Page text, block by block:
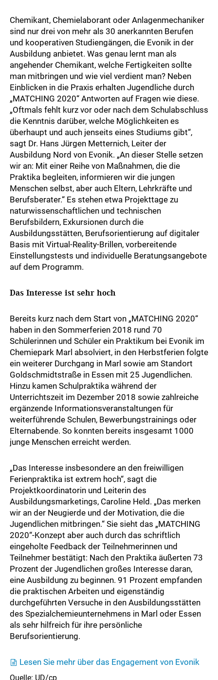
Chemikant, Chemielaborant oder Anlagenmechaniker
sind nur drei von mehr als 30 anerkannten Berufen
und kooperativen Studiengängen, die Evonik in der
Ausbildung anbietet. Was genau lernt man als
angehender Chemikant, welche Fertigkeiten sollte
man mitbringen und wie viel verdient man? Neben
Einblicken in die Praxis erhalten Jugendliche durch
„MATCHING 2020“ Antworten auf Fragen wie diese.
„Oftmals fehlt kurz vor oder nach dem Schulabschluss
die Kenntnis darüber, welche Möglichkeiten es
überhaupt und auch jenseits eines Studiums gibt“,
sagt Dr. Hans Jürgen Metternich, Leiter der
Ausbildung Nord von Evonik. „An dieser Stelle setzen
wir an: Mit einer Reihe von Maßnahmen, die die
Praktika begleiten, informieren wir die jungen
Menschen selbst, aber auch Eltern, Lehrkräfte und
Berufsberater.“ Es stehen etwa Projekttage zu
naturwissenschaftlichen und technischen
Berufsbildern, Exkursionen durch die
Ausbildungsstätten, Berufsorientierung auf digitaler
Basis mit Virtual-Reality-Brillen, vorbereitende
Einstellungstests und individuelle Beratungsangebote
auf dem Programm.
Das Interesse ist sehr hoch
Bereits kurz nach dem Start von „MATCHING 2020“
haben in den Sommerferien 2018 rund 70
Schülerinnen und Schüler ein Praktikum bei Evonik im
Chemiepark Marl absolviert, in den Herbstferien folgte
ein weiterer Durchgang in Marl sowie am Standort
Goldschmidtstraße in Essen mit 25 Jugendlichen.
Hinzu kamen Schulpraktika während der
Unterrichtszeit im Dezember 2018 sowie zahlreiche
ergänzende Informationsveranstaltungen für
weiterführende Schulen, Bewerbungstrainings oder
Elternabende. So konnten bereits insgesamt 1000
junge Menschen erreicht werden.
„Das Interesse insbesondere an den freiwilligen
Ferienpraktika ist extrem hoch“, sagt die
Projektkoordinatorin und Leiterin des
Ausbildungsmarketings, Caroline Held. „Das merken
wir an der Neugierde und der Motivation, die die
Jugendlichen mitbringen.“ Sie sieht das „MATCHING
2020“-Konzept aber auch durch das schriftlich
eingeholte Feedback der Teilnehmerinnen und
Teilnehmer bestätigt: Nach den Praktika äußerten 73
Prozent der Jugendlichen großes Interesse daran,
eine Ausbildung zu beginnen. 91 Prozent empfanden
die praktischen Arbeiten und eigenständig
durchgeführten Versuche in den Ausbildungsstätten
des Spezialchemieunternehmens in Marl oder Essen
als sehr hilfreich für ihre persönliche
Berufsorientierung.
Lesen Sie mehr über das Engagement von Evonik
Quelle: UD/cp